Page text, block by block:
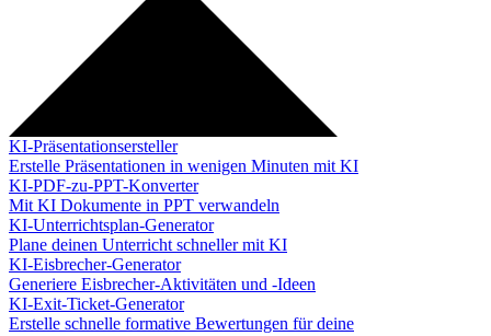
KI-Präsentationsersteller
Erstelle Präsentationen in wenigen Minuten mit KI
KI-PDF-zu-PPT-Konverter
Mit KI Dokumente in PPT verwandeln
KI-Unterrichtsplan-Generator
Plane deinen Unterricht schneller mit KI
KI-Eisbrecher-Generator
Generiere Eisbrecher-Aktivitäten und -Ideen
KI-Exit-Ticket-Generator
Erstelle schnelle formative Bewertungen für deine